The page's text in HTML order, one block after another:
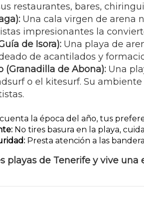
restaurantes, bares,
Una cala virgen de arena
impresionantes la
de Isora): Una playa de
de acantilados y
(Granadilla de Abona): Una
o el kitesurf. Su
la época del año, tus
No tires basura en la playa,
Presta atención a las
playas de Tenerife y vive